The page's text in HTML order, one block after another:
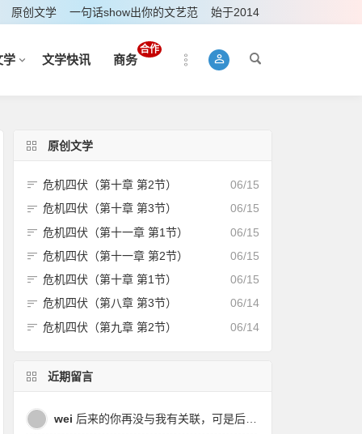
原创文学 一句话show出你的文艺范 始于2014
学 文学快讯 商务
合作
原创文学
06/15
危机四伏（第十章 第2节）
06/15
危机四伏（第十章 第3节）
06/15
危机四伏（第十一章 第1节）
06/15
危机四伏（第十一章 第2节）
06/15
危机四伏（第十章 第1节）
06/14
危机四伏（第八章 第3节）
06/14
危机四伏（第九章 第2节）
近期留言
wei 后来的你再没与我有关联，可是后来我的时间皆是你，都说地球是个圆，为何兜兜转转却走不到原点